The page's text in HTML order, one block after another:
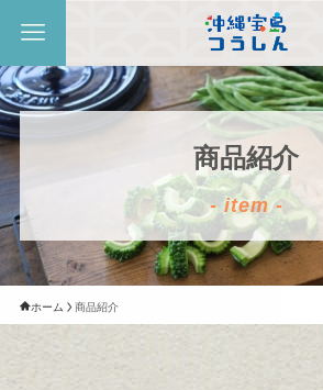
商品紹介
- item -
ホーム 商品紹介